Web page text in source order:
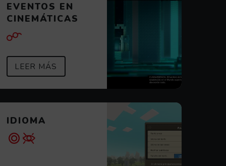
EVENTOS EN
CINEMÁTICAS
LEER MÁS SOBRE EVENTOS EN CINEMÁTICAS
(ABRE EN VENTANA MODAL)
IDIOMA